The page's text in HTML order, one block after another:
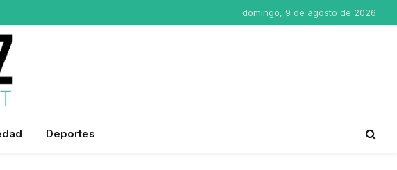
domingo, 9 de agosto de 2026
Deportes